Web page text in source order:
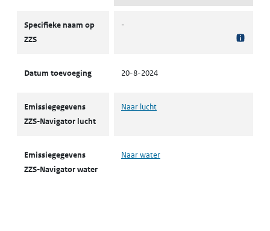
Specifieke naam op
ZZS
-
Datum toevoeging 20-8-2024
Emissiegegevens
ZZS-Navigator lucht
Naar lucht
Emissiegegevens
ZZS-Navigator water
Naar water